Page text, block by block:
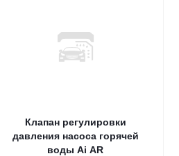
Клапан регулировки
давления насоса горячей
воды Ai AR